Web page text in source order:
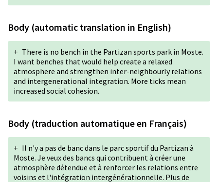
Body (automatic translation in English)
+ There is no bench in the Partizan sports park in Moste.
I want benches that would help create a relaxed
atmosphere and strengthen inter-neighbourly relations
and intergenerational integration. More ticks mean
increased social cohesion.
Body (traduction automatique en Français)
+ Il n'y a pas de banc dans le parc sportif du Partizan à
Moste. Je veux des bancs qui contribuent à créer une
atmosphère détendue et à renforcer les relations entre
voisins et l'intégration intergénérationnelle. Plus de